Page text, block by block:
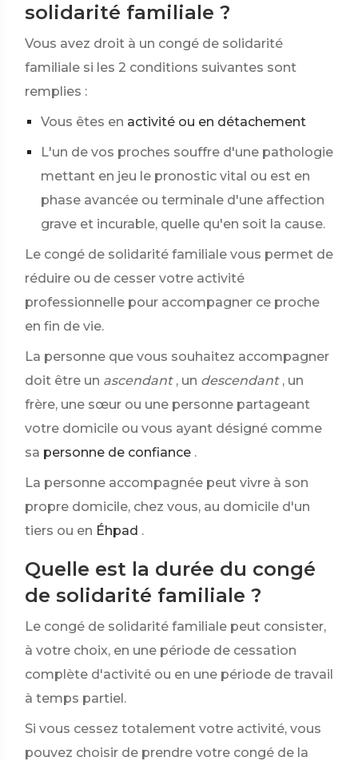
solidarité familiale ?
Vous avez droit à un congé de solidarité
familiale si les 2 conditions suivantes sont
remplies :
Vous êtes en activité ou en détachement
L'un de vos proches souffre d'une pathologie
mettant en jeu le pronostic vital ou est en
phase avancée ou terminale d'une affection
grave et incurable, quelle qu'en soit la cause.
Le congé de solidarité familiale vous permet de
réduire ou de cesser votre activité
professionnelle pour accompagner ce proche
en fin de vie.
La personne que vous souhaitez accompagner
doit être un ascendant , un descendant , un
frère, une sœur ou une personne partageant
votre domicile ou vous ayant désigné comme
sa personne de confiance .
La personne accompagnée peut vivre à son
propre domicile, chez vous, au domicile d'un
tiers ou en Éhpad .
Quelle est la durée du congé
de solidarité familiale ?
Le congé de solidarité familiale peut consister,
à votre choix, en une période de cessation
complète d'activité ou en une période de travail
à temps partiel.
Si vous cessez totalement votre activité, vous
pouvez choisir de prendre votre congé de la